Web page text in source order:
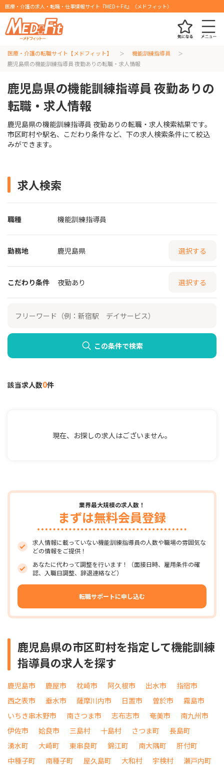
医療・介護の求人・転職・仕事情報サイト『MED＋Fit』（メドフィット）
医療・介護の転職サイト【メドフィット】
機能訓練指導員
鹿児島県の機能訓練指導員 夜勤ありの転職・求人情報
鹿児島県の機能訓練指導員 夜勤ありの
転職・求人情報
鹿児島県の機能訓練指導員 夜勤ありの転職・求人検索結果です。
市区町村や駅名、こだわり条件など、下の求人検索条件にて絞込
みができます。
求人検索
職種 機能訓練指導員
勤務地 鹿児島県 選択する
こだわり条件 夜勤あり 選択する
この条件で検索
該当求人数0件
現在、お探しの求人はございません。
業界最大規模の求人数！
まずは無料会員登録
求人情報に載っていない機能訓練指導員の人数や職場の雰囲気な
どの情報をご提供！
あなたに代わって調整を行います！（面接日時、雇用条件の確
認、入職日調整、辞退連絡など）
転職サポートに申し込む
鹿児島県の市区町村を指定して機能訓練
指導員の求人を探す
鹿児島市 鹿屋市 枕崎市 阿久根市 出水市
指宿市
西之表市
垂水市 薩摩川内市 日置市 曽於市
霧島市
いちき串木野市
南さつま市 志布志市 奄美市
南九州市
伊佐市
姶良市 三島村 十島村 さつま町
長島町
湧水町
大崎町 東串良町 錦江町 南大隅町
肝付町
中種子町
南種子町 屋久島町 大和村 宇検村
瀬戸内町